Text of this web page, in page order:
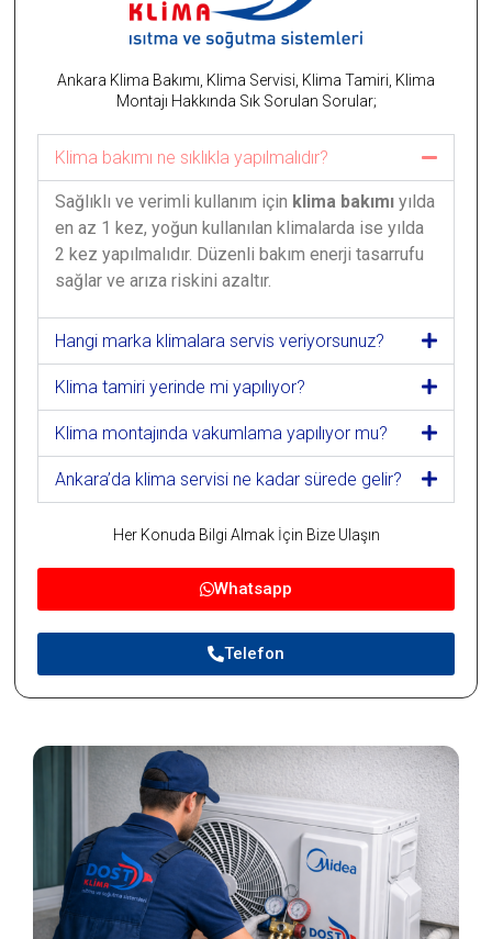
Ankara Klima Bakımı, Klima Servisi, Klima Tamiri, Klima
Montajı Hakkında Sık Sorulan Sorular;
Klima bakımı ne sıklıkla yapılmalıdır?
Sağlıklı ve verimli kullanım için klima bakımı yılda
en az 1 kez, yoğun kullanılan klimalarda ise yılda
2 kez yapılmalıdır. Düzenli bakım enerji tasarrufu
sağlar ve arıza riskini azaltır.
Hangi marka klimalara servis veriyorsunuz?
Klima tamiri yerinde mi yapılıyor?
Klima montajında vakumlama yapılıyor mu?
Ankara’da klima servisi ne kadar sürede gelir?
Her Konuda Bilgi Almak İçin Bize Ulaşın
Whatsapp
Telefon